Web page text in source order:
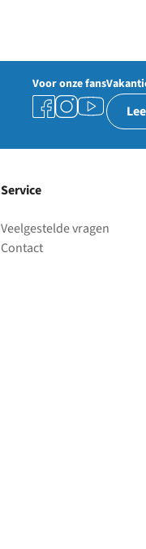
Voor onze fans
Service
Veelgestelde vragen
Contact